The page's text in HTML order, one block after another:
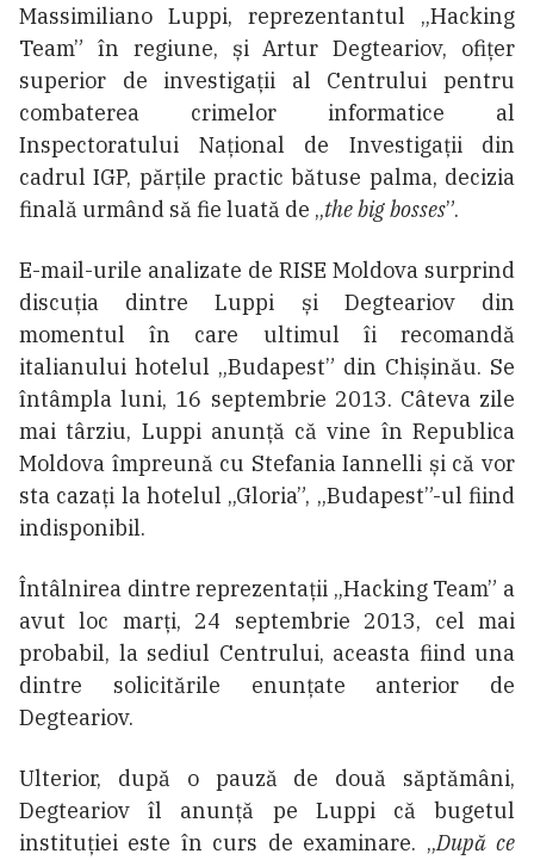
Massimiliano Luppi, reprezentantul „Hacking
Team” în regiune, și Artur Degteariov, ofiţer
superior de investigaţii al Centrului pentru
combaterea crimelor informatice al
Inspectoratului Naţional de Investigaţii din
cadrul IGP, părțile practic bătuse palma, decizia
finală urmând să fie luată de „the big bosses”.
E-mail-urile analizate de RISE Moldova surprind
discuția dintre Luppi și Degteariov din
momentul în care ultimul îi recomandă
italianului hotelul „Budapest” din Chișinău. Se
întâmpla luni, 16 septembrie 2013. Câteva zile
mai târziu, Luppi anunță că vine în Republica
Moldova împreună cu Stefania Iannelli și că vor
sta cazați la hotelul „Gloria”, „Budapest”-ul fiind
indisponibil.
Întâlnirea dintre reprezentații „Hacking Team” a
avut loc marți, 24 septembrie 2013, cel mai
probabil, la sediul Centrului, aceasta fiind una
dintre solicitările enunțate anterior de
Degteariov.
Ulterior, după o pauză de două săptămâni,
Degteariov îl anunță pe Luppi că bugetul
instituției este în curs de examinare. „După ce